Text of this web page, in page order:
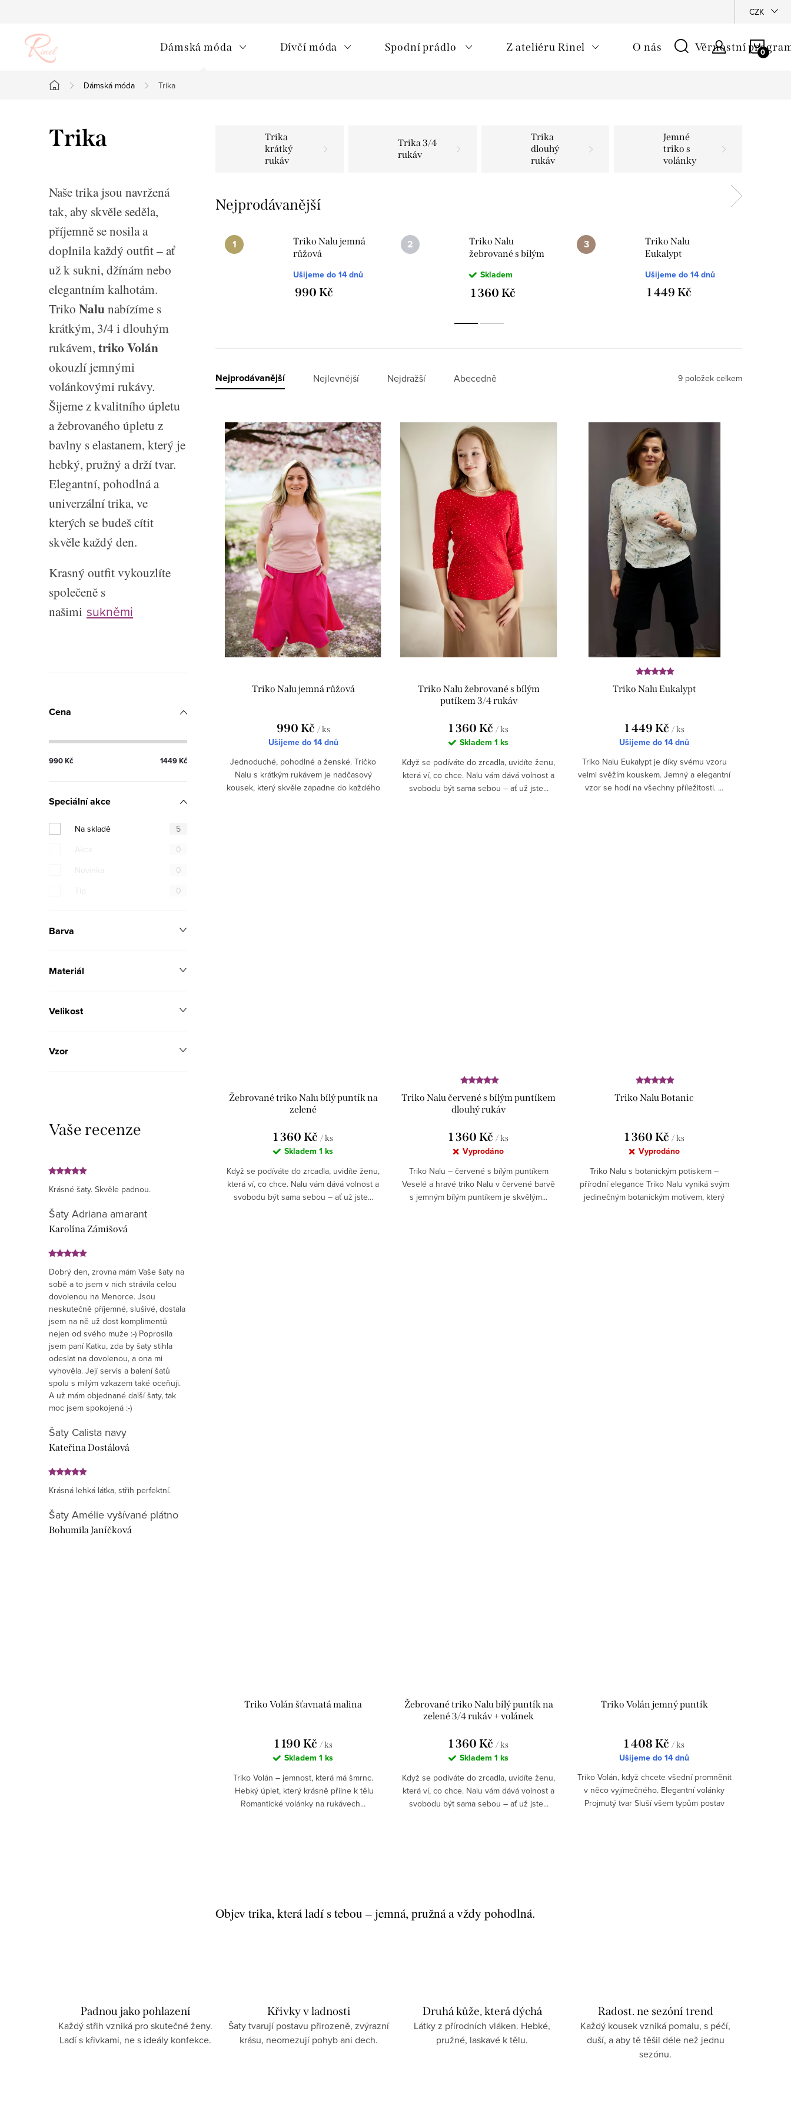
CZK
Dámská móda Dívčí móda Spodní prádlo Z ateliéru Rinel O nás Věrnostní
Domů
Dámská móda Trika
Trika
Naše trika jsou navržená
tak, aby skvěle seděla,
příjemně se nosila a
doplnila každý outfit – ať
už k sukni, džínám nebo
elegantním kalhotám.
Triko Nalunabízíme s
krátkým, 3/4 i dlouhým
rukávem, triko Volán
okouzlí jemnými
volánkovými rukávy.
Šijeme z kvalitního úpletu
a žebrovaného úpletu z
bavlny s elastanem, který je
hebký, pružný a drží tvar.
Elegantní, pohodlná a
univerzální trika, ve
kterých se budeš cítit
skvěle každý den.
Krasný outfit vykouzlíte
společeně s
našimi sukněmi
s
t
r
n
n
n
l
Cena
990Kč 1449Kč
Speciální akce
Na skladě
5
Akce
0
Novinka
0
Tip
0
Barva
Materiál
Velikost
Vzor
Vaše recenze
Krásné šaty. Skvěle padnou.
Šaty Adriana amarant
Karolína Zámišová
Dobrý den, zrovna mám Vaše šaty na
sobě a to jsem v nich strávila celou
dovolenou na Menorce. Jsou
neskutečně příjemné, slušivé, dostala
jsem na ně už dost komplimentů
nejen od svého muže :-) Poprosila
jsem paní Katku, zda by šaty stihla
odeslat na dovolenou, a ona mi
vyhověla. Její servis a balení šatů
spolu s milým vzkazem také oceňuji.
A už mám objednané další šaty, tak
moc jsem spokojená :-)
Šaty Calista navy
Kateřina Dostálová
Krásná lehká látka, střih perfektní.
Šaty Amélie vyšívané plátno
Bohumila Janíčková
Trika
krátký
rukáv
Trika 3/4
rukáv
Trika
dlouhý
rukáv
Jemné
triko s
volánky
Nejprodávanější
Triko Nalu jemná
růžová
Ušijeme do 14 dnů
990 Kč
Triko Nalu
žebrované s bílým
Skladem
1 360 Kč
Triko Nalu
Eukalypt
Ušijeme do 14 dnů
1 449 Kč
Ř
n
p
o
d
u
k
Nejprodávanější Nejlevnější Nejdražší Abecedně 9 položek celkem
V
p
p
o
d
u
k
Triko Nalu jemná růžová
990 Kč / ks
Ušijeme do 14 dnů
Jednoduché, pohodlné a ženské. Tričko
Nalu s krátkým rukávem je nadčasový
kousek, který skvěle zapadne do každého
Triko Nalu žebrované s bílým
putíkem 3/4 rukáv
1 360 Kč/ ks
Skladem1 ks
Když se podíváte do zrcadla, uvidíte ženu,
která ví, co chce. Nalu vám dává volnost a
svobodu být sama sebou – ať už jste...
Triko Nalu Eukalypt
1 449 Kč / ks
Ušijeme do 14 dnů
Triko Nalu Eukalypt je díky svému vzoru
velmi svěžím kouskem. Jemný a elegantní
vzor se hodí na všechny příležitosti. ...
Žebrované triko Nalu bílý puntík na
zelené
1 360 Kč/ ks
Skladem1 ks
Když se podíváte do zrcadla, uvidíte ženu,
která ví, co chce. Nalu vám dává volnost a
svobodu být sama sebou – ať už jste...
Triko Nalu červené s bílým puntíkem
dlouhý rukáv
1 360 Kč/ ks
Vyprodáno
Triko Nalu – červené s bílým puntíkem
Veselé a hravé triko Nalu v červené barvě
s jemným bílým puntíkem je skvělým...
Triko Nalu Botanic
1 360 Kč / ks
Vyprodáno
Triko Nalu s botanickým potiskem –
přírodní elegance Triko Nalu vyniká svým
jedinečným botanickým motivem, který
Triko Volán šťavnatá malina
1 190 Kč / ks
Skladem1 ks
Triko Volán – jemnost, která má šmrnc.
Hebký úplet, který krásně přilne k tělu
Romantické volánky na rukávech...
Žebrované triko Nalu bílý puntík na
zelené 3/4 rukáv + volánek
1 360 Kč/ ks
Skladem1 ks
Když se podíváte do zrcadla, uvidíte ženu,
která ví, co chce. Nalu vám dává volnost a
svobodu být sama sebou – ať už jste...
Triko Volán jemný puntík
1 408 Kč/ ks
Ušijeme do 14 dnů
Triko Volán, když chcete všední promněnit
v něco vyjímečného. Elegantní volánky
Projmutý tvar Sluší všem typům postav
l
Objev trika, která ladí s tebou – jemná, pružná a vždy pohodlná.
Padnou jako pohlazení
Každý střih vzniká pro skutečné ženy.
Ladí s křivkami, ne s ideály konfekce.
Křivky v ladnosti
Šaty tvarují postavu přirozeně, zvýrazní
krásu, neomezují pohyb ani dech.
Druhá kůže, která dýchá
Látky z přírodních vláken. Hebké,
pružné, laskavé k tělu.
Radost. ne sezóní trend
Každý kousek vzniká pomalu, s péčí,
duší, a aby tě těšil déle než jednu
sezónu.